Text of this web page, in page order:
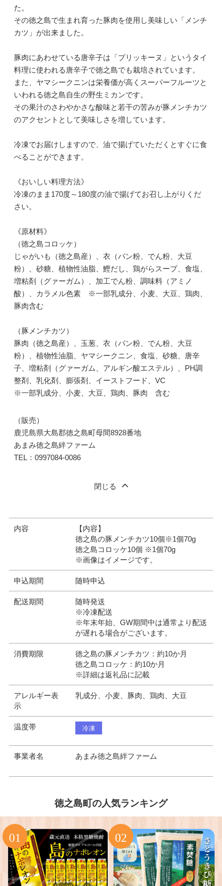
た。
その徳之島で生まれ育った豚肉を使用し美味しい「メンチ
カツ」が出来ました。
豚肉にあわせている唐辛子は「プリッキーヌ」というタイ
料理に使われる唐辛子で徳之島でも栽培されています。
また、ヤマシークニンは栄養価が高くスーパーフルーツと
いわれる徳之島自生の野生ミカンです。
その果汁のさわやかさな酸味と若干の苦みが豚メンチカツ
のアクセントとして美味しさを増しています。
冷凍でお届けしますので、油で揚げていただくとすぐに食
べることができます。
《おいしい料理方法》
冷凍のまま170度～180度の油で揚げてお召し上がりくだ
さい。
《原材料》
（徳之島コロッケ）
じゃがいも（徳之島産）、衣（パン粉、でん粉、大豆
粉）、砂糖、植物性油脂、鰹だし、鶏がらスープ、食塩、
増粘剤（グァーガム）、加工でん粉、調味料（アミノ
酸）、カラメル色素 ※一部乳成分、小麦、大豆、鶏肉、
豚肉含む
（豚メンチカツ）
豚肉（徳之島産）、玉葱、衣（パン粉、でん粉、大豆
粉）、植物性油脂、ヤマシークニン、食塩、砂糖、唐辛
子、増粘剤（グァーガム、アルギン酸エステル）、PH調
整剤、乳化剤、膨張剤、イーストフード、VC
※一部乳成分、小麦、大豆、鶏肉、豚肉 含む
（販売）
鹿児島県大島郡徳之島町母間8928番地
あまみ徳之島絆ファーム
TEL：0997084-0086
閉じる
内容
【内容】
徳之島の豚メンチカツ10個※1個70g
徳之島コロッケ10個 ※1個70g
※画像はイメージです。
申込期間 随時申込
配送期間
随時発送
※冷凍配送
※年末年始、GW期間中は通常より配送
が遅れる場合がございます。
消費期限
徳之島の豚メンチカツ：約10か月
徳之島コロッケ：約10か月
※詳細は返礼品に記載
アレルギー表
示
乳成分、小麦、豚肉、鶏肉、大豆
温度帯 冷凍
事業者名 あまみ徳之島絆ファーム
徳之島町の人気ランキング